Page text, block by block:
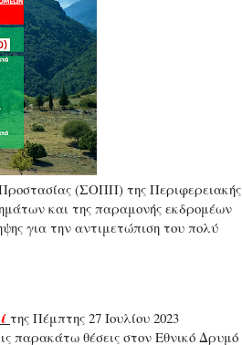
(ΣΟΠΠ) της Περιφερειακής
και της παραμονής εκδρομέων
για την αντιμετώπιση του πολύ
της Πέμπτης 27 Ιουλίου 2023
παρακάτω θέσεις στον Εθνικό Δρυμό